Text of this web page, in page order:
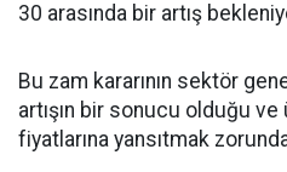
30 arasında bir artış
Bu zam kararının sektör
artışın bir sonucu olduğu ve
fiyatlarına yansıtmak